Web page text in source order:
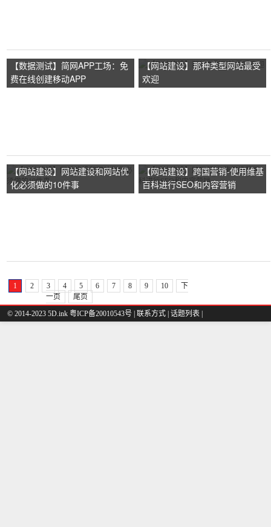
【数据测试】简网APP工场：免
费在线创建移动APP
【网站建设】那种类型网站最受
欢迎
【网站建设】网站建设和网站优
化必须做的10件事
【网站建设】跨国营销-使用维基
百科进行SEO和内容营销
1 2 3 4 5 6 7 8 9 10
下
一页
尾页
© 2014-2023 5D.ink 粤ICP备20010543号 联系方式 话题列表